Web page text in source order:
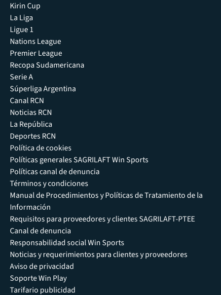
Kirin Cup
La Liga
Ligue 1
Nations League
Premier League
Recopa Sudamericana
Serie A
Súperliga Argentina
Canal RCN
Noticias RCN
La República
Deportes RCN
Política de cookies
Políticas generales SAGRILAFT Win Sports
Políticas canal de denuncia
Términos y condiciones
Manual de Procedimientos y Políticas de Tratamiento de la
Información
Requisitos para proveedores y clientes SAGRILAFT-PTEE
Canal de denuncia
Responsabilidad social Win Sports
Noticias y requerimientos para clientes y proveedores
Aviso de privacidad
Soporte Win Play
Tarifario publicidad